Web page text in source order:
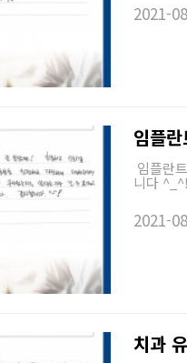
2021-
임플
임플란
니다
2021-
치과